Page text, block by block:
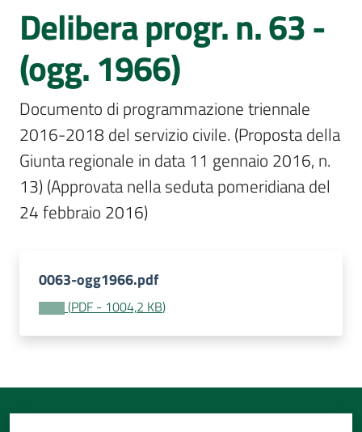
Argomenti
Per
i
media
Per
i
Delibera progr. n. 63 -
(ogg. 1966)
Documento di programmazione triennale
2016-2018 del servizio civile. (Proposta della
Giunta regionale in data 11 gennaio 2016, n.
13) (Approvata nella seduta pomeridiana del
24 febbraio 2016)
0063-ogg1966.pdf
(PDF - 1004,2 KB)